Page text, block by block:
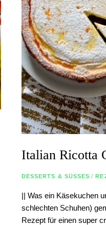
Italian Ricotta
DESSERTS & SÜSSES /
|| Was ein Käsekuchen
schlechten Schuhen)
Rezept für einen super